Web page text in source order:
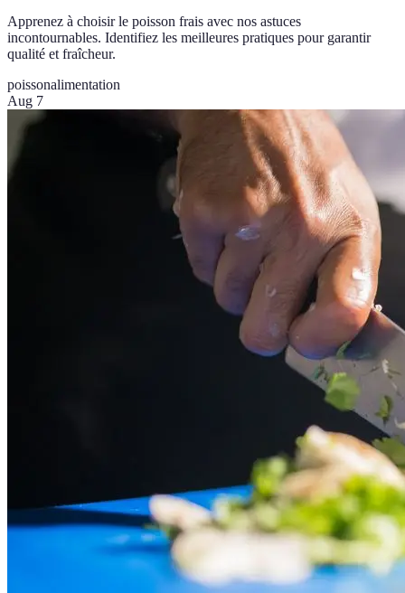
Apprenez à choisir le poisson frais avec nos astuces
incontournables. Identifiez les meilleures pratiques pour garantir
qualité et fraîcheur.
poissonalimentation
Aug 7